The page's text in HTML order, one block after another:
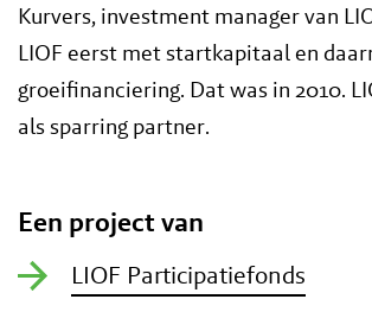
Kurvers, investment manager van
LIOF eerst met startkapitaal en
groeifinanciering. Dat was in 2010.
als sparring partner.
Een project van
LIOF Participatiefonds